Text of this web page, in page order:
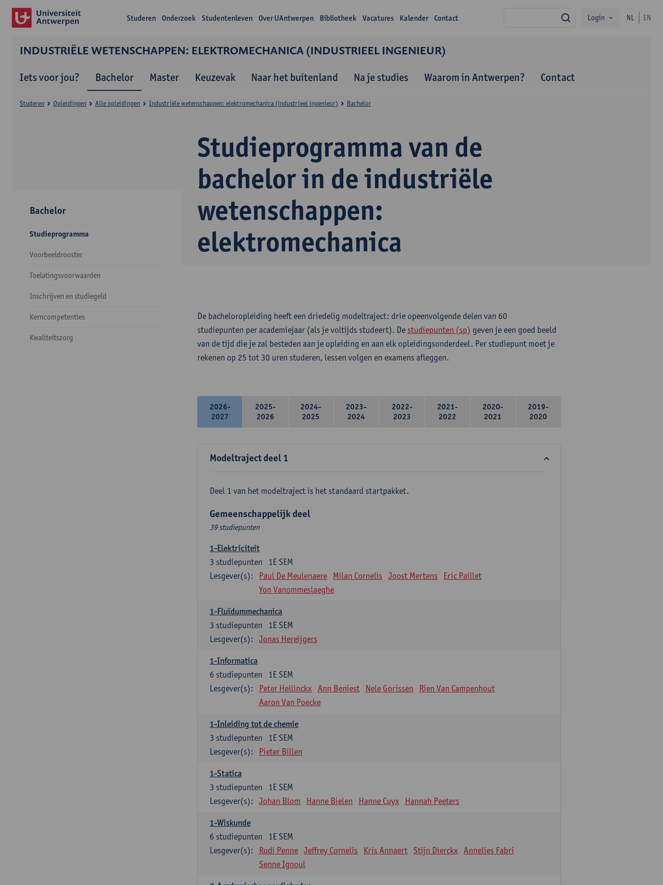
Studeren Onderzoek Studentenleven Over UAntwerpen Bibliotheek Vacatures Kalender Contact zoekLogin NL EN
INDUSTRIËLE WETENSCHAPPEN: ELEKTROMECHANICA (INDUSTRIEEL INGENIEUR)
Iets voor jou? Bachelor Master Keuzevak Naar het buitenland Na je studies Waarom in Antwerpen? Contact
Studieprogramma van de
bachelor in de industriële
wetenschappen:
elektromechanica
Studeren Opleidingen Alle opleidingen Industriële wetenschappen: elektromechanica (industrieel ingenieur) Bachelor
Bachelor
Studieprogramma
Voorbeeldrooster
Toelatingsvoorwaarden
Inschrijven en studiegeld
Kerncompetenties
Kwaliteitszorg
De bacheloropleiding heeft een driedelig modeltraject: drie opeenvolgende delen van 60
studiepunten per academiejaar (als je voltijds studeert). De studiepunten (sp) geven je een goed beeld
van de tijd die je zal besteden aan je opleiding en aan elk opleidingsonderdeel. Per studiepunt moet je
rekenen op 25 tot 30 uren studeren, lessen volgen en examens afleggen.
2026-
2027
2025-
2026
2024-
2025
2023-
2024
2022-
2023
2021-
2022
2020-
2021
2019-
2020
Modeltraject deel 1
Deel 1 van het modeltraject is het standaard startpakket.
Gemeenschappelijk deel
39 studiepunten
1-Elektriciteit
1E SEM
3 studiepunten
Lesgever(s):
Paul De Meulenaere Milan Cornelis Joost Mertens
Eric Paillet
Yon Vanommeslaeghe
1-Fluïdummechanica
1E SEM
3 studiepunten
Lesgever(s):
Jonas Hereijgers
1-Informatica
1E SEM
6 studiepunten
Lesgever(s):
Peter Hellinckx Ann Beniest Nele Gorissen
Rien Van Campenhout
Aaron Van Poecke
1-Inleiding tot de chemie
1E SEM
3 studiepunten
Lesgever(s):
Pieter Billen
1-Statica
1E SEM
3 studiepunten
Lesgever(s):
Johan Blom Hanne Bielen Hanne Cuyx Hannah Peeters
1-Wiskunde
1E SEM
6 studiepunten
Lesgever(s):
Rudi Penne Jeffrey Cornelis Kris Annaert Stijn Dierckx Annelies Fabri
Senne Ignoul